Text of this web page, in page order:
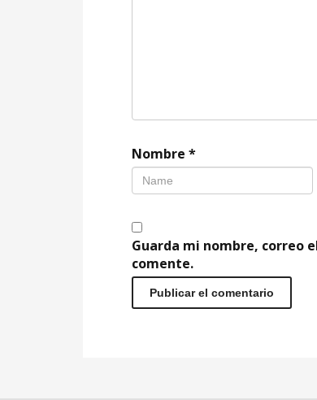
Nombre *
Guarda mi nombre, correo
comente.